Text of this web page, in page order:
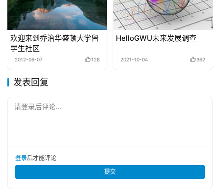
欢迎来到乔治华盛顿大学留
学生社区
2012-06-07 128
HelloGWU未来发展调查
2021-10-04 362
发表回复
请登录后评论...
登录后才能评论
提交